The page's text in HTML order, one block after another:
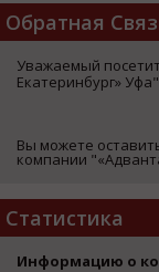
Обратная
Уважаемый
Екатеринбург»
Вы можете
компании
Статистика
Информацию о